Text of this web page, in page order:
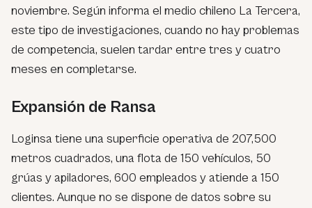
noviembre. Según informa el medio chileno La Tercera,
este tipo de investigaciones, cuando no hay problemas
de competencia, suelen tardar entre tres y cuatro
meses en completarse.
Expansión de Ransa
Loginsa tiene una superficie operativa de 207,500
metros cuadrados, una flota de 150 vehículos, 50
grúas y apiladores, 600 empleados y atiende a 150
clientes. Aunque no se dispone de datos sobre su